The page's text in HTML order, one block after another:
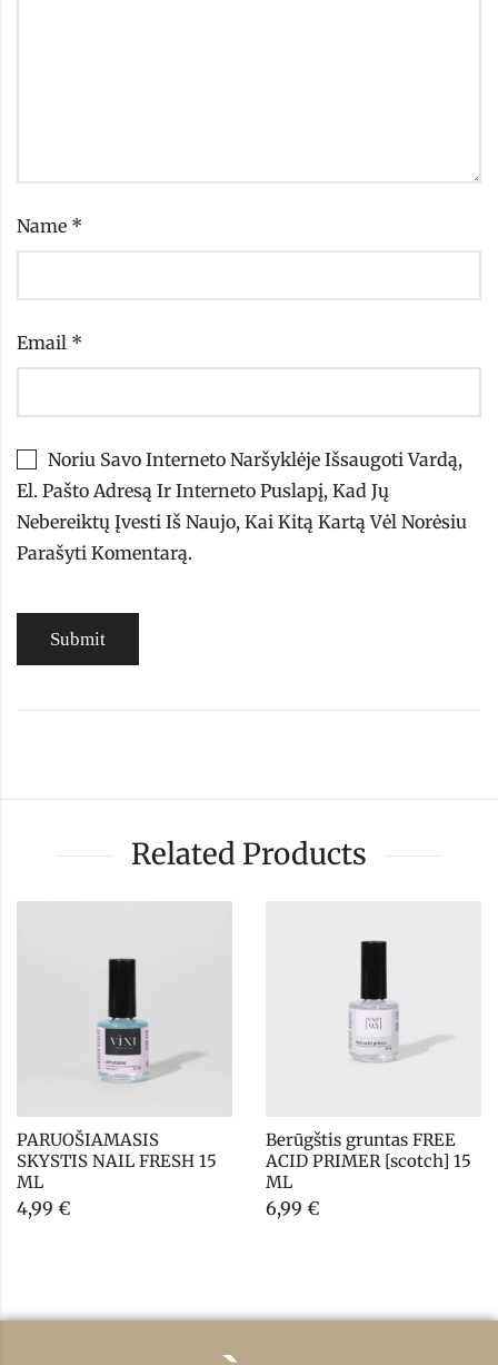
Name *
Email *
Noriu Savo Interneto Naršyklėje Išsaugoti Vardą,
El. Pašto Adresą Ir Interneto Puslapį, Kad Jų
Nebereiktų Įvesti Iš Naujo, Kai Kitą Kartą Vėl Norėsiu
Parašyti Komentarą.
Related Products
PARUOŠIAMASIS
SKYSTIS NAIL FRESH 15
ML
4,99 €
Berūgštis gruntas FREE
ACID PRIMER [scotch] 15
ML
6,99 €